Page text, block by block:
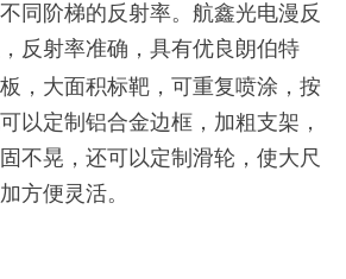
同阶梯的反射率。航鑫光电漫反
反射率准确，具有优良朗伯特
，大面积标靶，可重复喷涂，按
以定制铝合金边框，加粗支架，
不晃，还可以定制滑轮，使大尺
方便灵活。